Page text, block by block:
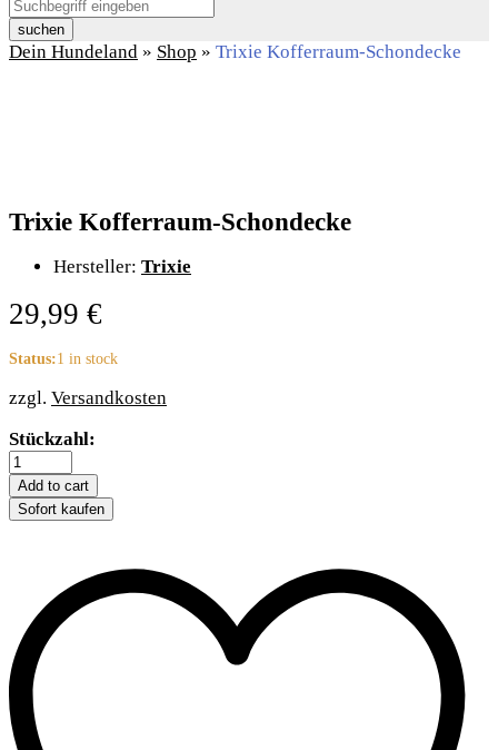
suchen
Dein Hundeland » Shop » Trixie Kofferraum-Schondecke
Trixie Kofferraum-Schondecke
Hersteller: Trixie
29,99 €
Status:1 in stock
zzgl. Versandkosten
Trixie
Kofferraum-
Schondecke
quantity
Stückzahl:
Add to cart
Sofort kaufen